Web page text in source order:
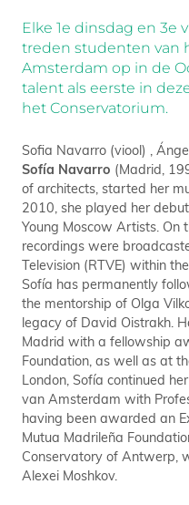
Elke 1e dinsdag en 3e
treden studenten van
Amsterdam op in de
talent als eerste in
het Conservatorium.
Sofia Navarro (viool) ,
Sofía Navarro (Madrid,
of architects, started her
2010, she played her
Young Moscow Artists. On
recordings were
Television (RTVE) within
Sofía has permanently
the mentorship of Olga
legacy of David Oistrakh.
Madrid with a fellowship
Foundation, as well as at
London, Sofía continued
van Amsterdam with
having been awarded an
Mutua Madrileña
Conservatory of Antwerp,
Alexei Moshkov.